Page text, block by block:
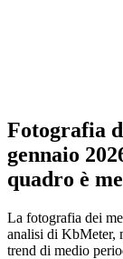
Fotografia
gennaio
quadro è
La fotografia dei
analisi di KbMeter,
trend di medio